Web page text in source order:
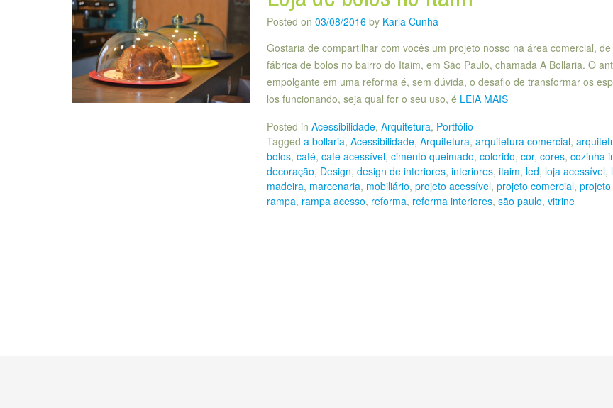
Posted on 03/08/2016by Karla Cunha
Gostaria de compartilhar com vocês um projeto nosso na área comercial,
fábrica de bolos no bairro do Itaim, em São Paulo, chamada A Bollaria. O
empolgante em uma reforma é, sem dúvida, o desafio de transformar os
los funcionando, seja qual for o seu uso, é LEIA MAIS
Posted in Acessibilidade, Arquitetura, Portfólio
Tagged a bollaria, Acessibilidade, Arquitetura, arquitetura comercial,
bolos, café, café acessível, cimento queimado, colorido, cor, cores, cozinha
decoração, Design, design de interiores, interiores, itaim, led, loja acessível,
madeira, marcenaria, mobiliário, projeto acessível, projeto comercial, projeto
rampa, rampa acesso, reforma, reforma interiores, são paulo, vitrine